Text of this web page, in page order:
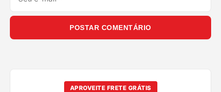
POSTAR COMENTÁRIO
APROVEITE FRETE GRÁTIS